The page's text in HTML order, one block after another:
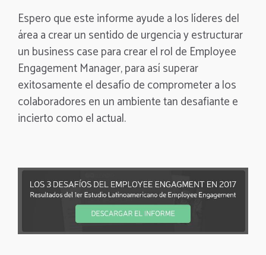
Espero que este informe ayude a los líderes del
área a crear un sentido de urgencia y estructurar
un business case para crear el rol de Employee
Engagement Manager, para así superar
exitosamente el desafío de comprometer a los
colaboradores en un ambiente tan desafiante e
incierto como el actual.